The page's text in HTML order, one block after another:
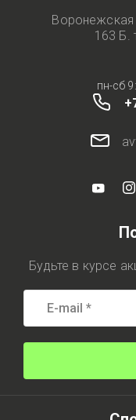
Воронежская
163 Б.
пн-сб
Будьте в курсе